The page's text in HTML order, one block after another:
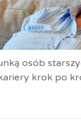
osób
krok po